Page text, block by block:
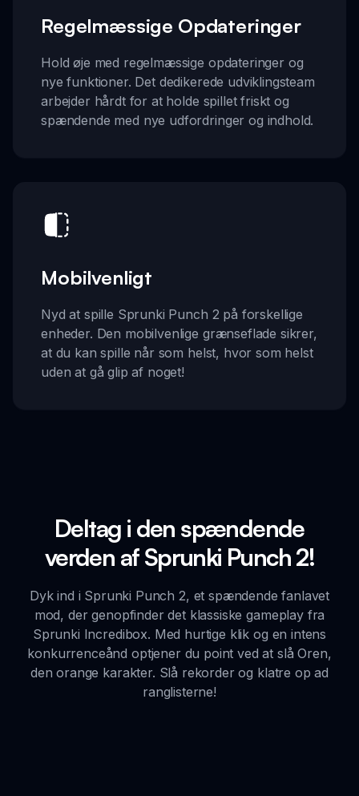
Regelmæssige Opdateringer
Hold øje med regelmæssige opdateringer og
nye funktioner. Det dedikerede udviklingsteam
arbejder hårdt for at holde spillet friskt og
spændende med nye udfordringer og indhold.
Mobilvenligt
Nyd at spille Sprunki Punch 2 på forskellige
enheder. Den mobilvenlige grænseflade sikrer,
at du kan spille når som helst, hvor som helst
uden at gå glip af noget!
Deltag i den spændende
verden af Sprunki Punch 2!
Dyk ind i Sprunki Punch 2, et spændende fanlavet
mod, der genopfinder det klassiske gameplay fra
Sprunki Incredibox. Med hurtige klik og en intens
konkurrenceånd optjener du point ved at slå Oren,
den orange karakter. Slå rekorder og klatre op ad
ranglisterne!